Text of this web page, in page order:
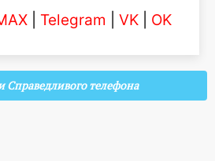
Telegram VK OK
Справедливого телефона